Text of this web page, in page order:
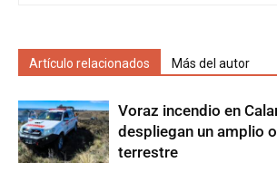
Artículo relacionados Más del autor
Voraz incendio en
despliegan un amplio
terrestre